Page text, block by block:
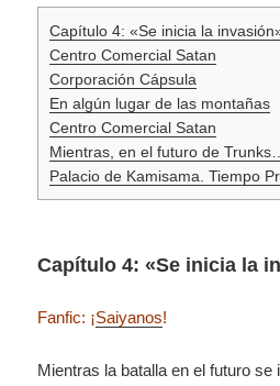
Capítulo 4: «Se inicia la
Centro Comercial Satan
Corporación Cápsula
En algún lugar de las montañas
Centro Comercial Satan
Mientras, en el futuro de
Palacio de Kamisama. Tiempo
Capítulo 4: «Se inicia la
Fanfic: ¡Saiyanos!
Mientras la batalla en el futuro se